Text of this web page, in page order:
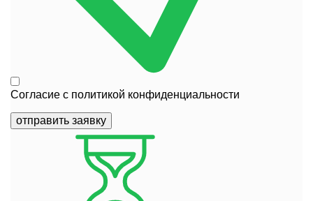
Согласие с политикой конфиденциальности
отправить заявку